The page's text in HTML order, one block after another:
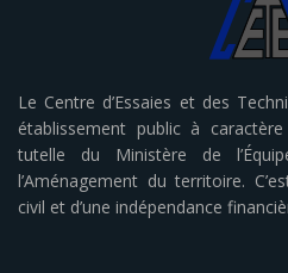
Le Centre d’Essaies et des
établissement public à
tutelle du Ministère de
l’Aménagement du territoire.
civil et d’une indépendance